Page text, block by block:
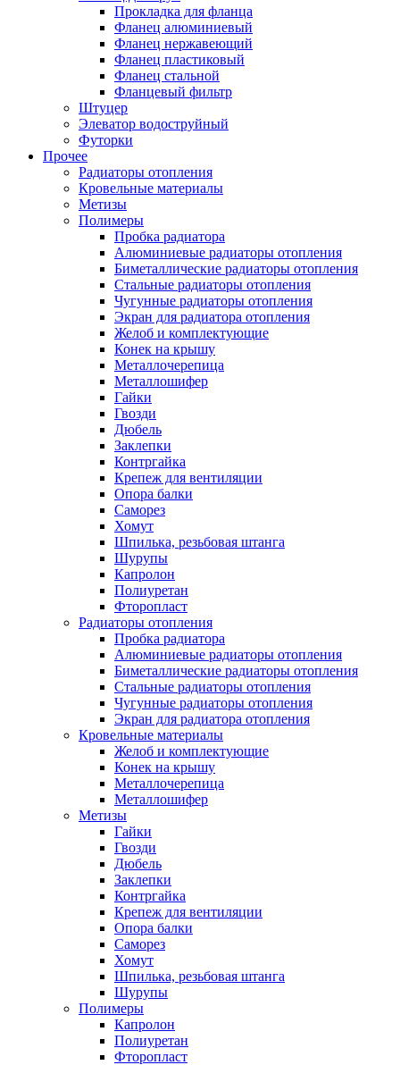
Прокладка для фланца
Фланец алюминиевый
Фланец нержавеющий
Фланец пластиковый
Фланец стальной
Фланцевый фильтр
Штуцер
Элеватор водоструйный
Футорки
Прочее
Радиаторы отопления
Кровельные материалы
Метизы
Полимеры
Пробка радиатора
Алюминиевые радиаторы отопления
Биметаллические радиаторы отопления
Стальные радиаторы отопления
Чугунные радиаторы отопления
Экран для радиатора отопления
Желоб и комплектующие
Конек на крышу
Металлочерепица
Металлошифер
Гайки
Гвозди
Дюбель
Заклепки
Контргайка
Крепеж для вентиляции
Опора балки
Саморез
Хомут
Шпилька, резьбовая штанга
Шурупы
Капролон
Полиуретан
Фторопласт
Радиаторы отопления
Пробка радиатора
Алюминиевые радиаторы отопления
Биметаллические радиаторы отопления
Стальные радиаторы отопления
Чугунные радиаторы отопления
Экран для радиатора отопления
Кровельные материалы
Желоб и комплектующие
Конек на крышу
Металлочерепица
Металлошифер
Метизы
Гайки
Гвозди
Дюбель
Заклепки
Контргайка
Крепеж для вентиляции
Опора балки
Саморез
Хомут
Шпилька, резьбовая штанга
Шурупы
Полимеры
Капролон
Полиуретан
Фторопласт